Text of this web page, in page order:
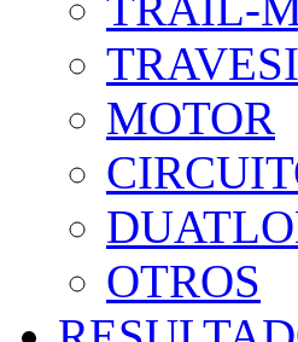
MOTOR
OTROS